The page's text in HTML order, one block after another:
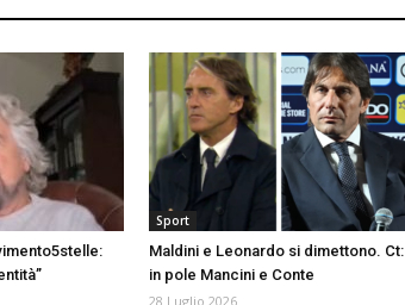
Sport
Maldini e Leonardo si dimettono. Ct:
in pole Mancini e Conte
28 Luglio 2026